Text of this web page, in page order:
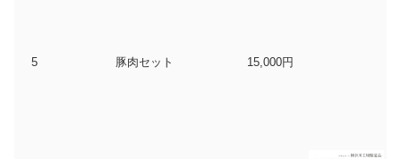
5 豚肉セット 15,000円